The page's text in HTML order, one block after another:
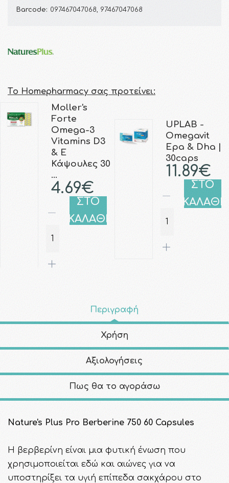
Barcode: 097467047068, 97467047068
Τo Homepharmacy σας προτείνει:
Moller's
Forte
Omega-3
Vitamins D3
& E
Κάψουλες 30
…
4.69€
ΣΤΟ
ΚΑΛΑΘΙ
UPLAB -
Omegavit
Epa & Dha |
30caps
11.89€
ΣΤΟ
ΚΑΛΑΘΙ
Περιγραφή
Χρήση
Αξιολογήσεις
Πως θα το αγοράσω
Nature's Plus Pro Berberine 750 60 Capsules
Η βερβερίνη είναι μια φυτική ένωση που
χρησιμοποιείται εδώ και αιώνες για να
υποστηρίξει τα υγιή επίπεδα σακχάρου στο